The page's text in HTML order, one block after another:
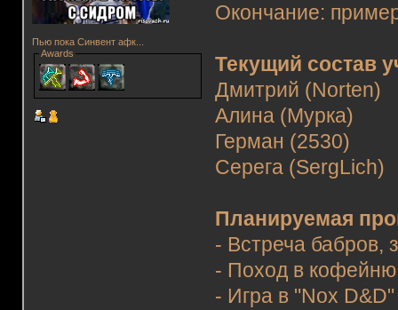
Пью пока Синвент афк...
Awards
Окончание:
Текущий состав
Дмитрий (Norten)
Алина (Мурка)
Герман (2530)
Серега (SergLich)
Планируемая
- Встреча бабров,
- Поход в кофейню
- Игра в "Nox